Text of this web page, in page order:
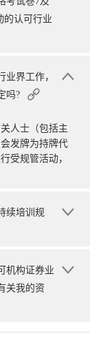
的认可行业
界工作，
吗?
人士（包括主
发牌为持牌代
受规管活动，
续培训规
机构证券业
关我的资